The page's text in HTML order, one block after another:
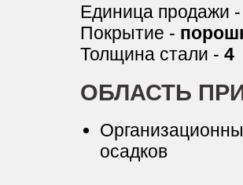
Единица продажи -
Покрытие -
Толщина стали - 4
ОБЛАСТЬ
осадков